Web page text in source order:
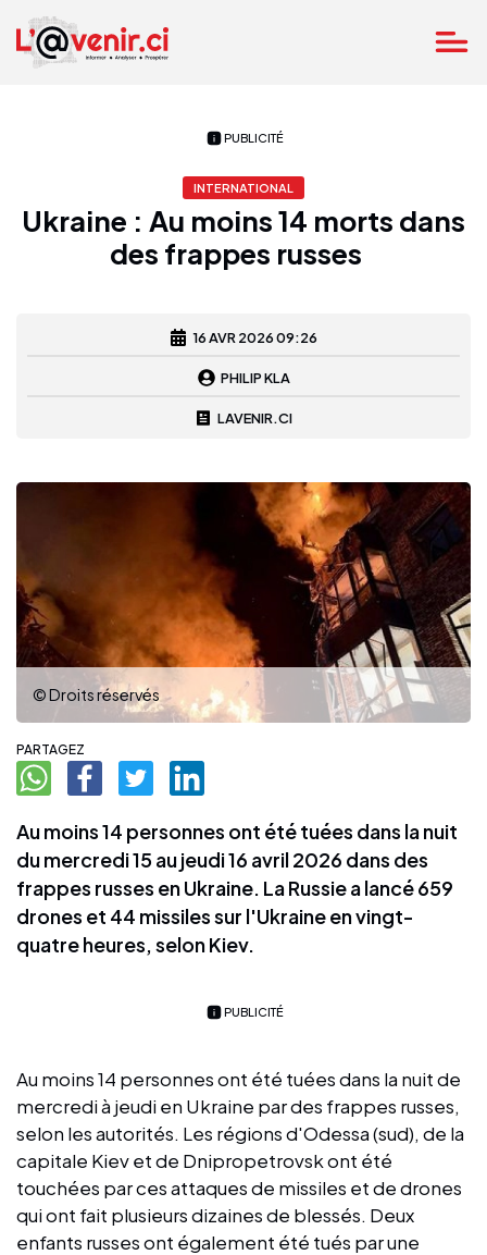
PUBLICITÉ
INTERNATIONAL
Ukraine : Au moins 14 morts dans
des frappes russes
16 AVR 2026 09:26
PHILIP KLA
LAVENIR.CI
© Droits réservés
PARTAGEZ
Au moins 14 personnes ont été tuées dans la nuit
du mercredi 15 au jeudi 16 avril 2026 dans des
frappes russes en Ukraine. La Russie a lancé 659
drones et 44 missiles sur l'Ukraine en vingt-
quatre heures, selon Kiev.
PUBLICITÉ
Au moins 14 personnes ont été tuées dans la nuit de
mercredi à jeudi en Ukraine par des frappes russes,
selon les autorités. Les régions d'Odessa (sud), de la
capitale Kiev et de Dnipropetrovsk ont été
touchées par ces attaques de missiles et de drones
qui ont fait plusieurs dizaines de blessés. Deux
enfants russes ont également été tués par une